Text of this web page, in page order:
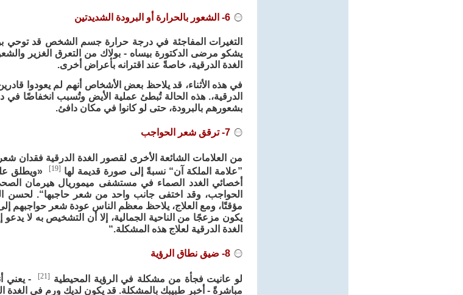
6- الشعور بالحرارة أو البرودة الشديدتين
التغيرات المفاجئة في درجة حرارة جسم الشخص قد توحي
يشكو مرضى الدكتورة بيساه - بولاك من التعرق الغزير
الغدة الدرقية، خاصةً عند اقترانه بأعراض أخرى.
في هذه الأثناء، قد يلاحظ بعض الأشخاص أنهم لم يعودوا
الدرقية،. هذه الحالة تُبطئ عملية الأيض وتُسبب انخفاضًا في
بشعورهم بالبرودة، حتى لو كانوا في مكان دافئ.
7- ترقق شعر الحواجب
من العلامات الشائعة الأخرى لقصور الغدة الدرقية فقدان
”علامة الملكة آن“ نسبةً إلى صورة قديمة لها [19] «ويطلق
أخصائي الغدد الصماء في مستشفى ميموريال هيرمان
الحواجب، وقد اختفى جانب واحد من شعر حاجبها“. لحسن
مؤقتًا، ومع العلاج، يلاحظ معظم الناس عودة شعر حواجبهم
يكون مزعجًا من الناحية الجمالية، إلا أن التشخيص به لا
الغدة الدرقية لعلاج هذه المشكلة.“
8- ضيق نطاق الرؤية
لو عانيت فجأة من مشكلة في الرؤية المحيطية [21]
- يعني
مباشرةً - أخبر طبيبك بالمشكلة. قد يكون لديك ورم في الغدة